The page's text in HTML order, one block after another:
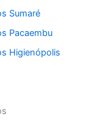
Sumaré
Pacaembu
Higienópolis